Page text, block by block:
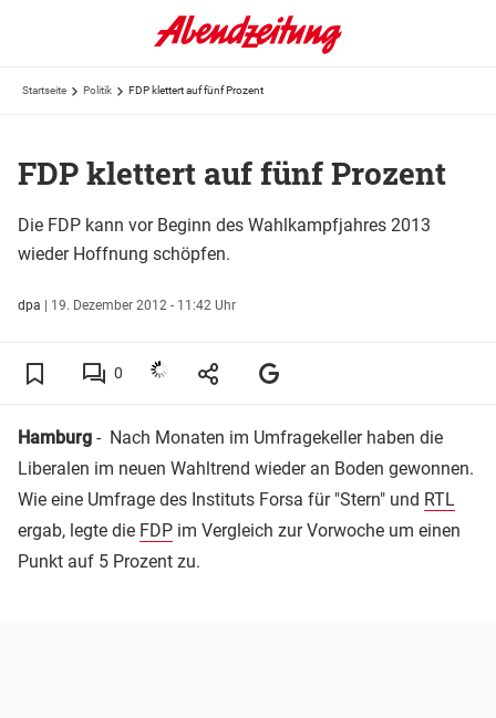
Startseite Politik FDP klettert auf fünf Prozent
FDP klettert auf fünf Prozent
Die FDP kann vor Beginn des Wahlkampfjahres 2013
wieder Hoffnung schöpfen.
dpa | 19. Dezember 2012 - 11:42 Uhr
0
Hamburg - Nach Monaten im Umfragekeller haben die
Liberalen im neuen Wahltrend wieder an Boden gewonnen.
Wie eine Umfrage des Instituts Forsa für "Stern" und RTL
ergab, legte die FDP im Vergleich zur Vorwoche um einen
Punkt auf 5 Prozent zu.